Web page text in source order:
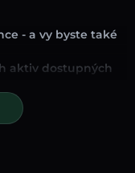
- a vy byste také
aktiv dostupných
nebo
na jednom